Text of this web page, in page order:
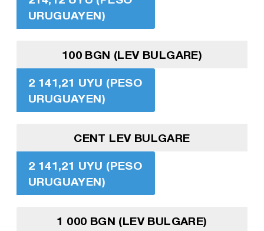
URUGUAYEN)
100 BGN (LEV BULGARE)
2 141,21 UYU (PESO
URUGUAYEN)
CENT LEV BULGARE
2 141,21 UYU (PESO
URUGUAYEN)
1 000 BGN (LEV BULGARE)